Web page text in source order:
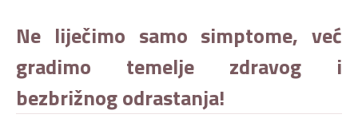
Ne liječimo samo simptome, već
gradimo temelje zdravog i
bezbrižnog odrastanja!